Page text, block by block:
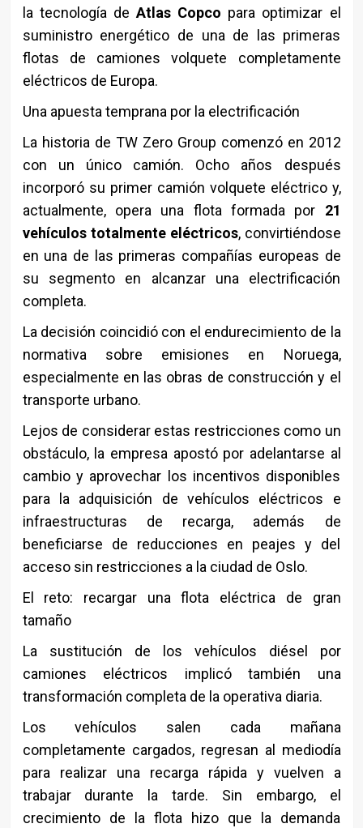
la tecnología de Atlas Copco para optimizar el
suministro energético de una de las primeras
flotas de camiones volquete completamente
eléctricos de Europa.
Una apuesta temprana por la electrificación
La historia de TW Zero Group comenzó en 2012
con un único camión. Ocho años después
incorporó su primer camión volquete eléctrico y,
actualmente, opera una flota formada por 21
vehículos totalmente eléctricos, convirtiéndose
en una de las primeras compañías europeas de
su segmento en alcanzar una electrificación
completa.
La decisión coincidió con el endurecimiento de la
normativa sobre emisiones en Noruega,
especialmente en las obras de construcción y el
transporte urbano.
Lejos de considerar estas restricciones como un
obstáculo, la empresa apostó por adelantarse al
cambio y aprovechar los incentivos disponibles
para la adquisición de vehículos eléctricos e
infraestructuras de recarga, además de
beneficiarse de reducciones en peajes y del
acceso sin restricciones a la ciudad de Oslo.
El reto: recargar una flota eléctrica de gran
tamaño
La sustitución de los vehículos diésel por
camiones eléctricos implicó también una
transformación completa de la operativa diaria.
Los vehículos salen cada mañana
completamente cargados, regresan al mediodía
para realizar una recarga rápida y vuelven a
trabajar durante la tarde. Sin embargo, el
crecimiento de la flota hizo que la demanda